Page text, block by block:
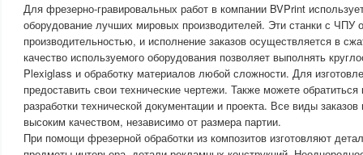
Для фрезерно-гравировальных работ в компании BVPrint
оборудование лучших мировых производителей. Эти станки с ЧПУ
производительностью, и исполнение заказов осуществляется в
качество используемого оборудования позволяет выполнять
Plexiglass и обработку материалов любой сложности. Для
предоставить свои технические чертежи. Также можете
разработки технической документации и проекта. Все виды
высоким качеством, независимо от размера партии.
При помощи фрезерной обработки из композитов изготовляют